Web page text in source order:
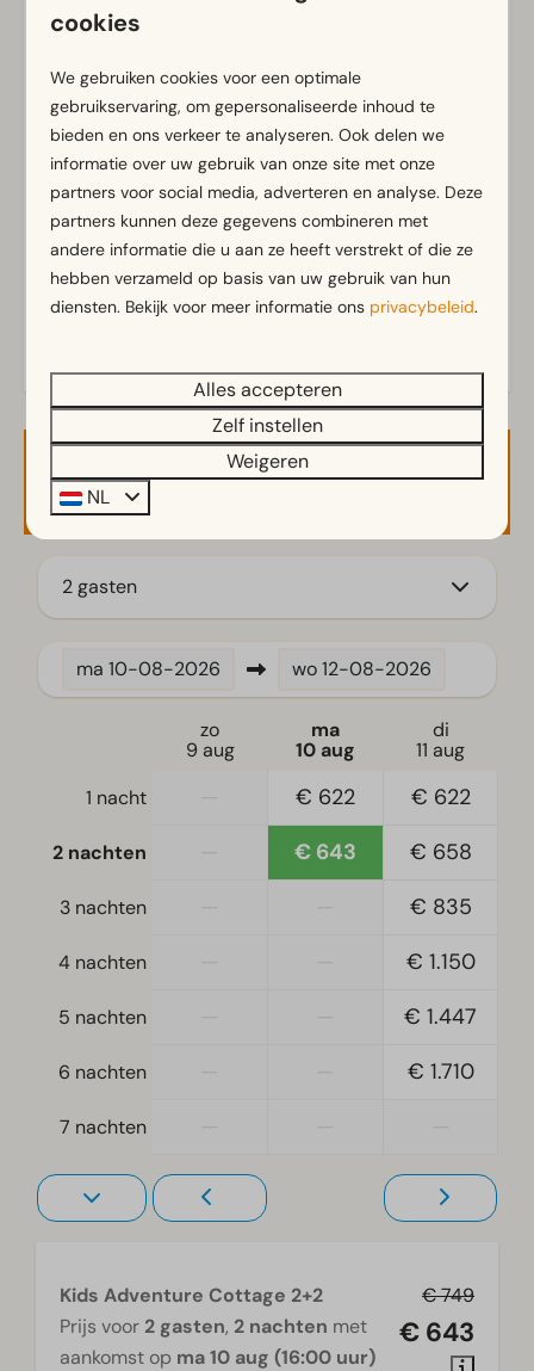
Badkamer(s) beneden: 1
Douche(cabine)
Toilet(ten) in badkamer(s): 1
Buiten
Parasol
Terras
Koelkast met vriesvak
Nespresso apparaat
Waterkoker
Slaapkamer(s) beneden: 2
Toegankelijkheid
Gelijkvloers
Woonkamer
Televisie
Toon meer ↓
Energielabel(s)
Beschikbaarheid en prijs
2 gasten
ma 10-08-2026 wo12-08-2026
zo
9 aug
ma
10 aug
di
11 aug
1 nacht
€ 622 € 622
2 nachten € 643 € 658
3 nachten € 835
4 nachten € 1.150
5 nachten € 1.447
6 nachten € 1.710
7 nachten
€ 749
€ 643
Kids Adventure Cottage 2+2
Prijs voor 2 gasten, 2 nachten met
aankomst op ma 10 aug (16:00 uur)
cookies
We gebruiken cookies voor een optimale
gebruikservaring, om gepersonaliseerde inhoud te
bieden en ons verkeer te analyseren. Ook delen we
informatie over uw gebruik van onze site met onze
partners voor social media, adverteren en analyse. Deze
partners kunnen deze gegevens combineren met
andere informatie die u aan ze heeft verstrekt of die ze
hebben verzameld op basis van uw gebruik van hun
diensten. Bekijk voor meer informatie ons privacybeleid.
Alles accepteren
Zelf instellen
Weigeren
NL